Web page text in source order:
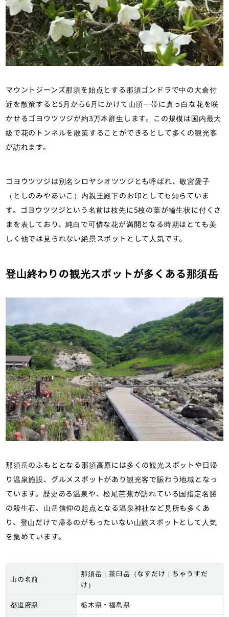
マウントジーンズ那須を始点とする那須ゴンドラで中の大倉付
近を散策すると5月から6月にかけて山頂一帯に真っ白な花を咲
かせるゴヨウツツジが約3万本群生します。この規模は国内最大
級で花のトンネルを散策することができるとして多くの観光客
が訪れます。
ゴヨウツツジは別名シロヤシオツツジとも呼ばれ、敬宮愛子
（としのみやあいこ）内親王殿下のお印としても知らていま
す。ゴヨウツツジという名前は枝先に5枚の葉が輪生状に付くさ
まを表しており、純白で可憐な花が満開となる時期はとても美
しく他では見られない絶景スポットとして人気です。
登山終わりの観光スポットが多くある那須岳
那須岳のふもととなる那須高原には多くの観光スポットや日帰
り温泉施設、グルメスポットがあり観光客で賑わう地域となっ
ています。歴史ある温泉や、松尾芭蕉が訪れている国指定名勝
の殺生石、山岳信仰の起点となる温泉神社など見所も多くあ
り、登山だけで帰るのがもったいない山旅スポットとして人気
を集めています。
山の名前
那須岳｜茶臼岳（なすだけ｜ちゃうすだ
け）
都道府県 栃木県・福島県